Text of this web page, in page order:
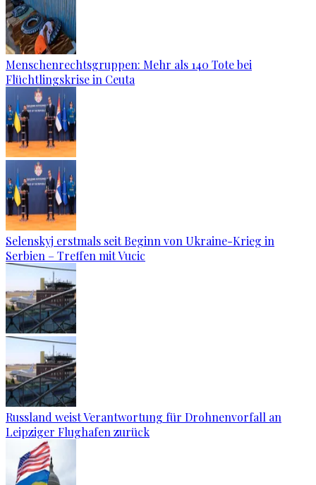
Menschenrechtsgruppen: Mehr als 140 Tote bei
Flüchtlingskrise in Ceuta
Selenskyj erstmals seit Beginn von Ukraine-Krieg in
Serbien – Treffen mit Vucic
Russland weist Verantwortung für Drohnenvorfall an
Leipziger Flughafen zurück